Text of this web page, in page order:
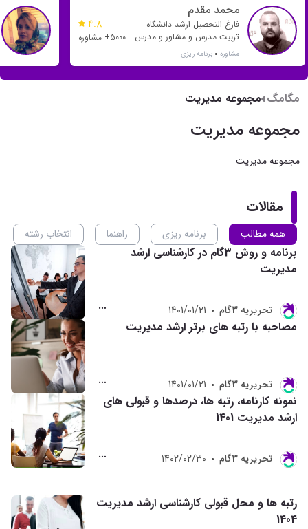
محمد مقدم
فارغ التحصیل ارشد دانشگاه
تربیت مدرس و مشاور و مدرس
بیش از 20 رتبه تک رقمی و بیش
مشاوره برنامه ریزی
4.8
5000+ مشاوره
مگامگ مجموعه مدیریت
مجموعه مدیریت
مجموعه مدیریت
مقالات
همه مطالب برنامه ریزی راهنما انتخاب رشته
برنامه و روش 3گام در کارشناسی ارشد
مدیریت
تحريريه 3گام 1401/01/21
مصاحبه با رتبه های برتر ارشد مدیریت
تحريريه 3گام 1401/01/21
نمونه کارنامه، رتبه ها، درصدها و قبولی های
ارشد مدیریت 1401
تحريريه 3گام 1402/02/30
رتبه ها و محل قبولی کارشناسی ارشد مدیریت
1404